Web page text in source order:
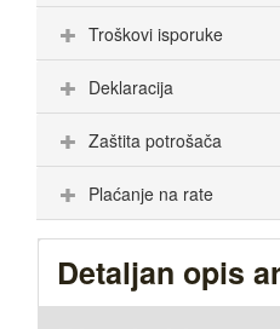
Troškovi isporuke
Deklaracija
Zaštita potrošača
Plaćanje na rate
Detaljan opis